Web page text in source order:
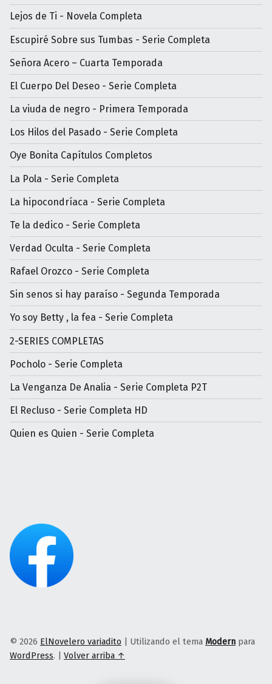
Lejos de Ti - Novela Completa
Escupiré Sobre sus Tumbas - Serie Completa
Señora Acero – Cuarta Temporada
El Cuerpo Del Deseo - Serie Completa
La viuda de negro - Primera Temporada
Los Hilos del Pasado - Serie Completa
Oye Bonita Capítulos Completos
La Pola - Serie Completa
La hipocondríaca - Serie Completa
Te la dedico - Serie Completa
Verdad Oculta - Serie Completa
Rafael Orozco - Serie Completa
Sin senos si hay paraíso - Segunda Temporada
Yo soy Betty , la fea - Serie Completa
2-SERIES COMPLETAS
Pocholo - Serie Completa
La Venganza De Analia - Serie Completa P2T
El Recluso - Serie Completa HD
Quien es Quien - Serie Completa
© 2026 ElNovelero variadito | Utilizando el tema Modern para
WordPress. | Volver arriba ↑